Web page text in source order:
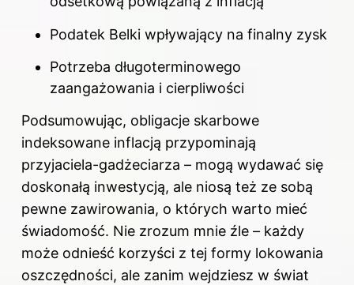
Podatek Belki wpływający na finalny zysk
Potrzeba długoterminowego
zaangażowania i cierpliwości
Podsumowując, obligacje skarbowe
indeksowane inflacją przypominają
przyjaciela-gadżeciarza – mogą wydawać się
doskonałą inwestycją, ale niosą też ze sobą
pewne zawirowania, o których warto mieć
świadomość. Nie zrozum mnie źle – każdy
może odnieść korzyści z tej formy lokowania
oszczędności, ale zanim wejdziesz w świat